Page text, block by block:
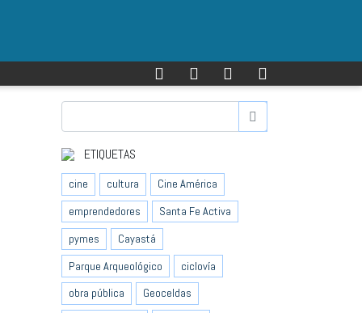
ETIQUETAS
cine cultura
Cine América
emprendedores
Santa Fe Activa
pymes
Cayastá
Parque Arqueológico
ciclovía
obra pública
Geoceldas